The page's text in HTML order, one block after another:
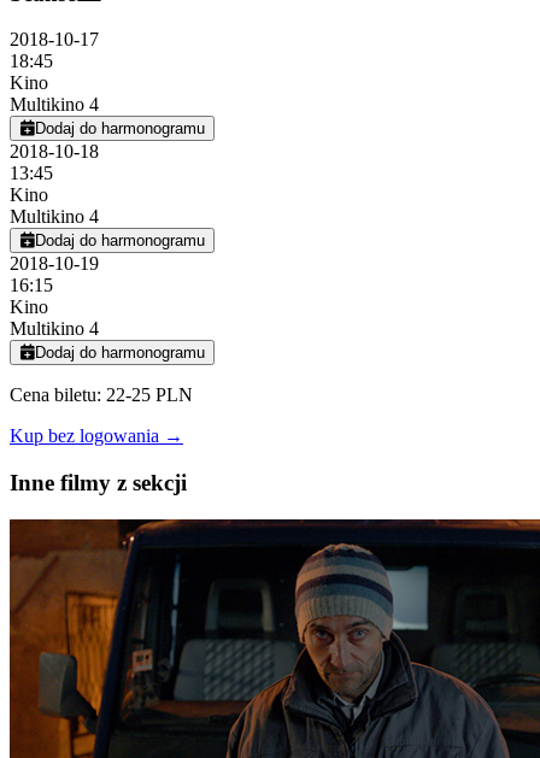
2018-10-17
18:45
Kino
Multikino 4
Dodaj do harmonogramu
2018-10-18
13:45
Kino
Multikino 4
Dodaj do harmonogramu
2018-10-19
16:15
Kino
Multikino 4
Dodaj do harmonogramu
Cena biletu: 22-25 PLN
Kup bez logowania →
Inne filmy z sekcji